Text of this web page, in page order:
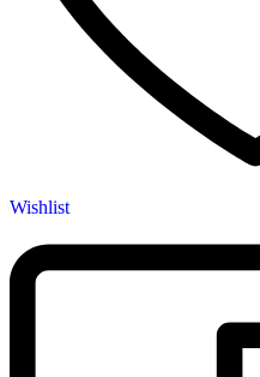
Wishlist